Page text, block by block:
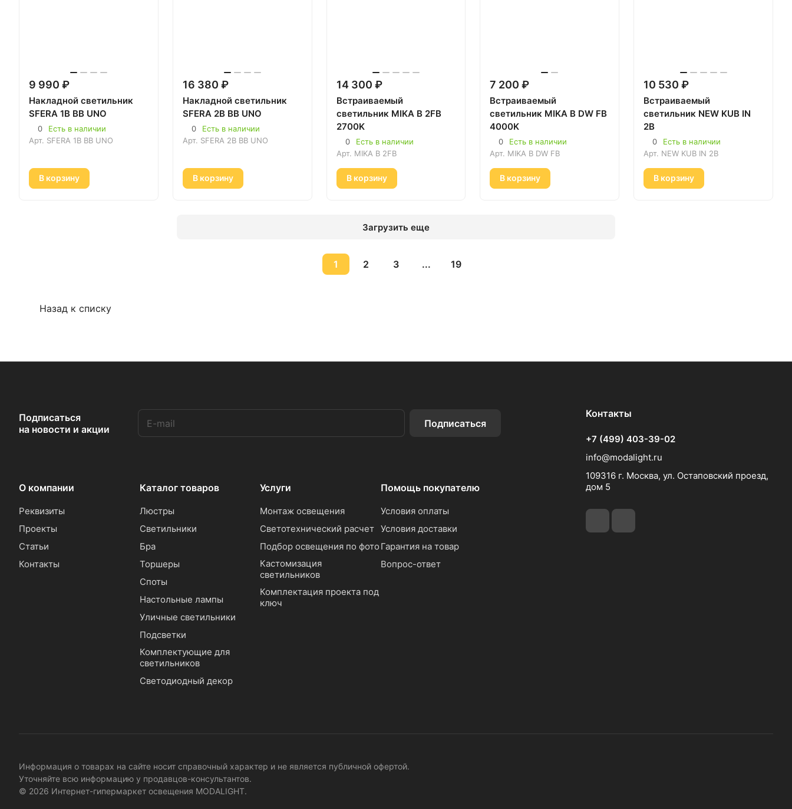
9 990 ₽
Накладной светильник
SFERA 1B BB UNO
0
Есть в наличии
Арт. SFERA 1B BB UNO
В корзину
16 380 ₽
Накладной светильник
SFERA 2B BB UNO
0
Есть в наличии
Арт. SFERA 2B BB UNO
В корзину
14 300 ₽
Встраиваемый
светильник MIKA B 2FB
2700K
0
Есть в наличии
Арт. MIKA B 2FB
В корзину
7 200 ₽
Встраиваемый
светильник MIKA B DW FB
4000K
0
Есть в наличии
Арт. MIKA B DW FB
В корзину
10 530 ₽
Встраиваемый
светильник NEW KUB IN
2B
0
Есть в наличии
Арт. NEW KUB IN 2B
В корзину
Загрузить еще
1 2 3 ... 19
Назад к списку
Подписаться
на новости и акции
Подписаться
О компании
Реквизиты
Проекты
Статьи
Контакты
Каталог товаров
Люстры
Светильники
Бра
Торшеры
Споты
Настольные лампы
Уличные светильники
Подсветки
Комплектующие для
светильников
Светодиодный декор
Услуги
Монтаж освещения
Светотехнический расчет
Подбор освещения по фото
Кастомизация
светильников
Комплектация проекта под
ключ
Помощь покупателю
Условия оплаты
Условия доставки
Гарантия на товар
Вопрос-ответ
Контакты
+7 (499) 403-39-02
info@modalight.ru
109316 г. Москва, ул. Остаповский проезд,
дом 5
Информация о товарах на сайте носит справочный характер и не является публичной офертой.
Уточняйте всю информацию у продавцов-консультантов.
© 2026 Интернет-гипермаркет освещения MODALIGHT.